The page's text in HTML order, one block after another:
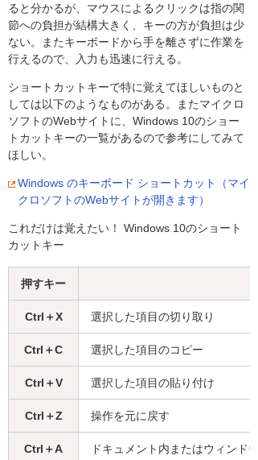
ると分かるが、マウスによるクリックは指の関
節への負担が結構大きく、キーの方が負担は少
ない。またキーボードから手を離さずに作業を
行えるので、入力も迅速に行える。
ショートカットキーで特に覚えてほしいものと
しては以下のようなものがある。またマイクロ
ソフトのWebサイトに、Windows 10のショー
トカットキーの一覧があるので参考にしてみて
ほしい。
Windows のキーボード ショートカット（マイ
クロソフトのWebサイトが開きます）
これだけは覚えたい！ Windows 10のショート
カットキー
押すキー
Ctrl＋X 選択した項目の切り取り
Ctrl＋C 選択した項目のコピー
Ctrl＋V 選択した項目の貼り付け
Ctrl＋Z 操作を元に戻す
Ctrl＋A ドキュメント内またはウィンド